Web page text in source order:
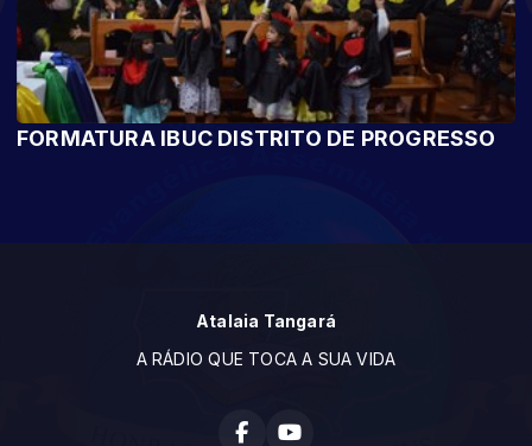
FORMATURA IBUC DISTRITO DE PROGRESSO
Atalaia Tangará
A RÁDIO QUE TOCA A SUA VIDA